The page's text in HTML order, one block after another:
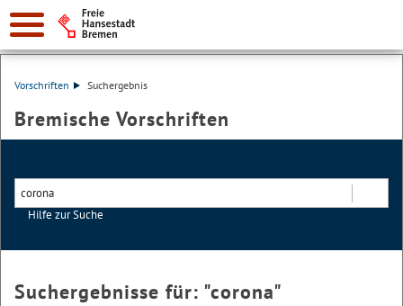
Vorschriften Suchergebnis
Bremische Vorschriften
Hilfe zur Suche
Suchergebnisse für: "corona"